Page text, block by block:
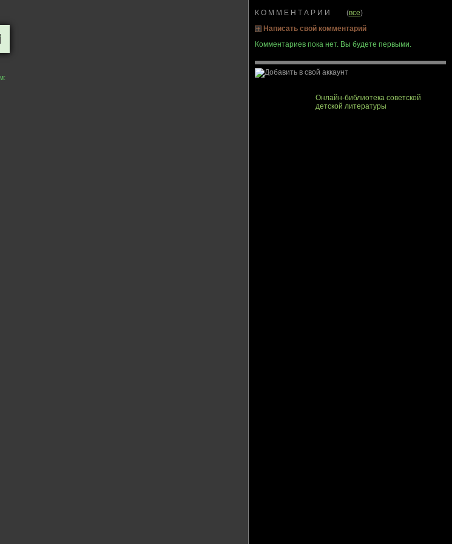
К О М М Е Н Т А Р И И (все)
Написать свой комментарий
Комментариев пока нет. Вы будете первыми.
Онлайн-библиотека советской
детской литературы